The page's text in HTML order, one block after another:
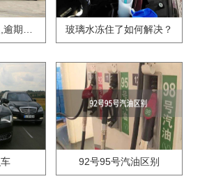
驾驶证到期没有换,逾期怎么办?? 玻璃水冻住了如何解决？
92号95号汽油区别